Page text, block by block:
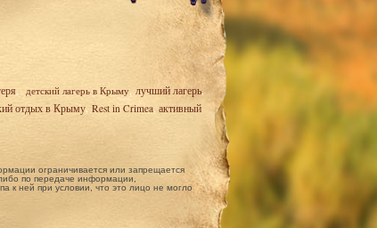
, детский лагерь в Крыму, лучший лагерь,
отдых в Крыму, Rest in Crimea, активный
ограничивается или запрещается
по передаче информации,
к ней при условии, что это лицо не могло